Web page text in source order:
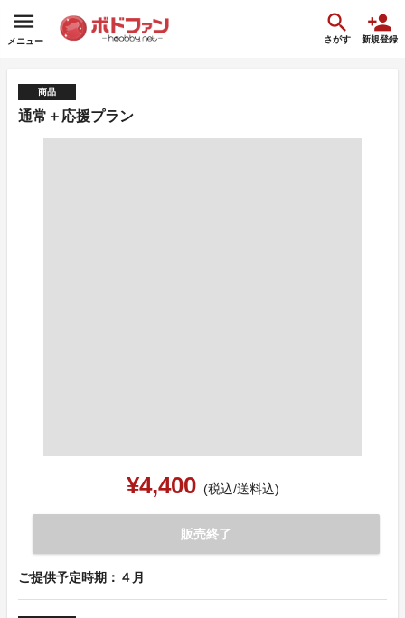
メニュー さがす 新規登録
商品
通常＋応援プラン
¥4,400 (税込/送料込)
販売終了
ご提供予定時期：４月